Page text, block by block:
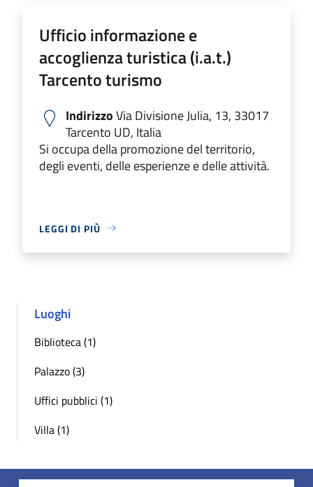
Ufficio informazione e
accoglienza turistica (i.a.t.)
Tarcento turismo
IndirizzoVia Divisione Julia, 13, 33017
Tarcento UD, Italia
Si occupa della promozione del territorio,
degli eventi, delle esperienze e delle attività.
LEGGI DI PIÙ
Luoghi
Biblioteca (1)
Palazzo (3)
Uffici pubblici (1)
Villa (1)